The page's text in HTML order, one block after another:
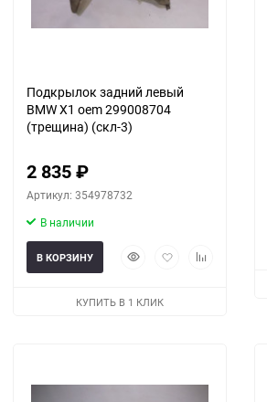
Подкрылок задний левый
BMW X1 oem 299008704
(трещина) (скл-3)
2 835₽
Артикул: 354978732
В наличии
БыстрыйДобавитьДобавить
В КОРЗИНУ
КУПИТЬ В 1 КЛИК